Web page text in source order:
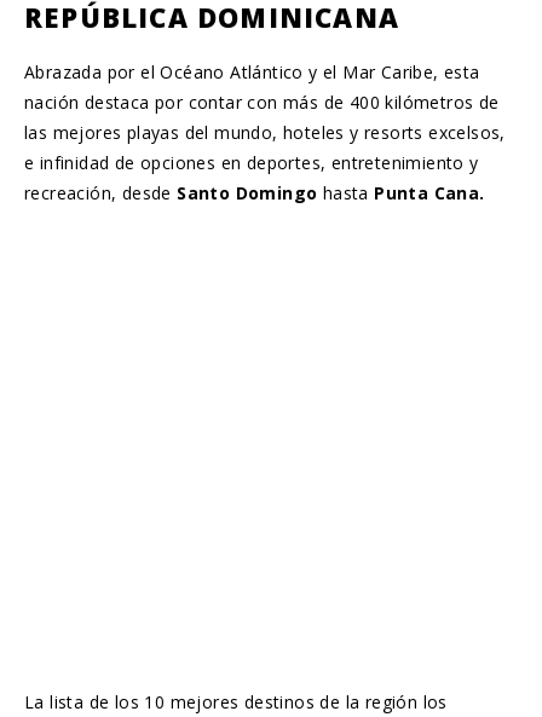
REPÚBLICA DOMINICANA
Abrazada por el Océano Atlántico y el Mar Caribe, esta
nación destaca por contar con más de 400 kilómetros de
las mejores playas del mundo, hoteles y resorts excelsos,
e infinidad de opciones en deportes, entretenimiento y
recreación, desde Santo Domingo hasta Punta Cana.
La lista de los 10 mejores destinos de la región los